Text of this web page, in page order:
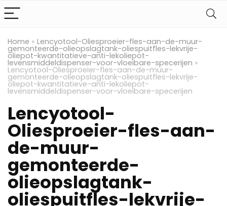
Home » Lencyotool-Oliesproeier-fles-aan-de-muur-
gemonteerde-olieopslagtank-oliespuitfles-lekvrije-
oliepot-kwantitatieve-anti-lekoliepot-
levensmiddeldispenser-voor-vloeibare-specerijen »
Lencyotool-Oliesproeier-fles-aan-de-muur-
gemonteerde-olieopslagtank-oliespuitfles-lekvrije-
oliepot-kwantitatieve-anti-lekoliepot-
levensmiddeldispenser-voor-vloeibare-specerijen
Lencyotool-
Oliesproeier-fles-aan-
de-muur-
gemonteerde-
olieopslagtank-
oliespuitfles-lekvrije-